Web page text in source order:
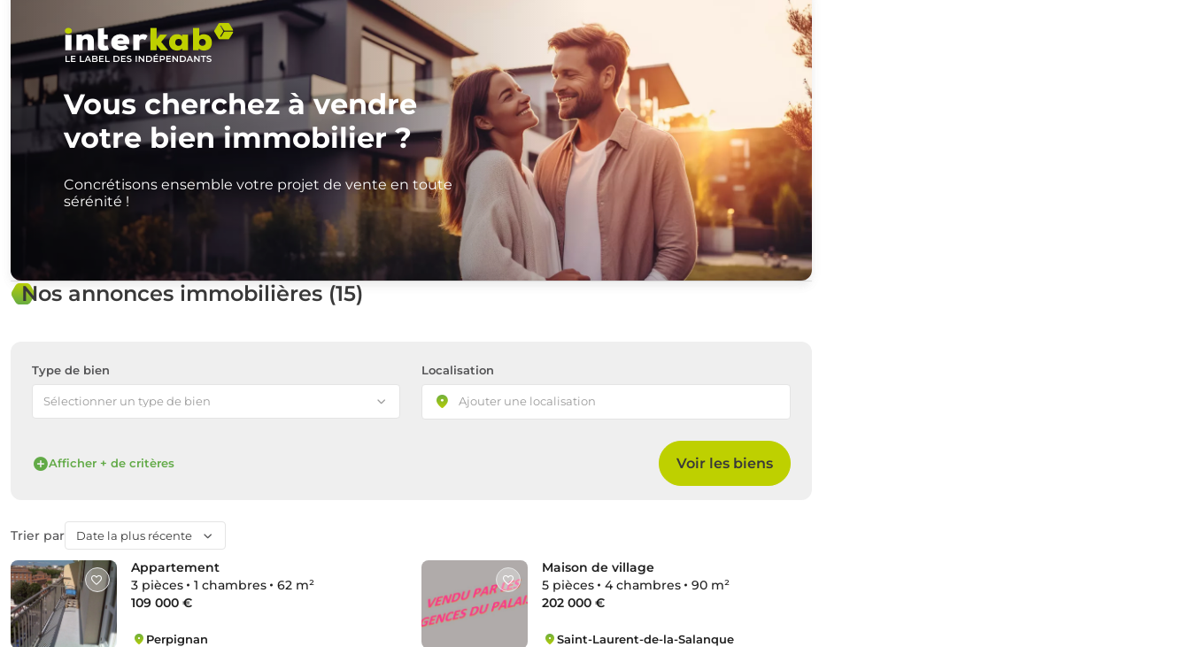
Vous cherchez à vendre
votre bien immobilier ?
Concrétisons ensemble votre projet de vente en toute
sérénité !
Nos annonces immobilières (15)
Type de bien
Sélectionner un type de bien
Localisation
Afficher + de critères Voir les biens
Trier par Date la plus récente
Appartement
3 pièces
1 chambres
62 m²
109 000 €
Perpignan
Maison de village
5 pièces
4 chambres
90 m²
202 000 €
Saint-Laurent-de-la-Salanque